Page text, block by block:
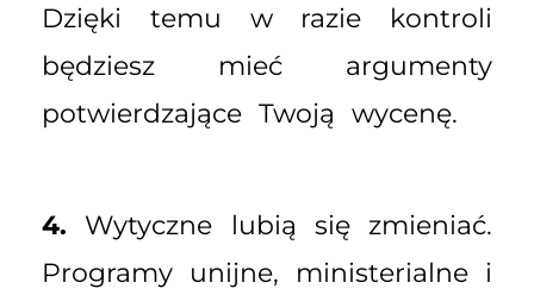
Dzięki temu w razie kontroli
będziesz mieć argumenty
potwierdzające Twoją wycenę.
4. Wytyczne lubią się zmieniać.
Programy unijne, ministerialne i